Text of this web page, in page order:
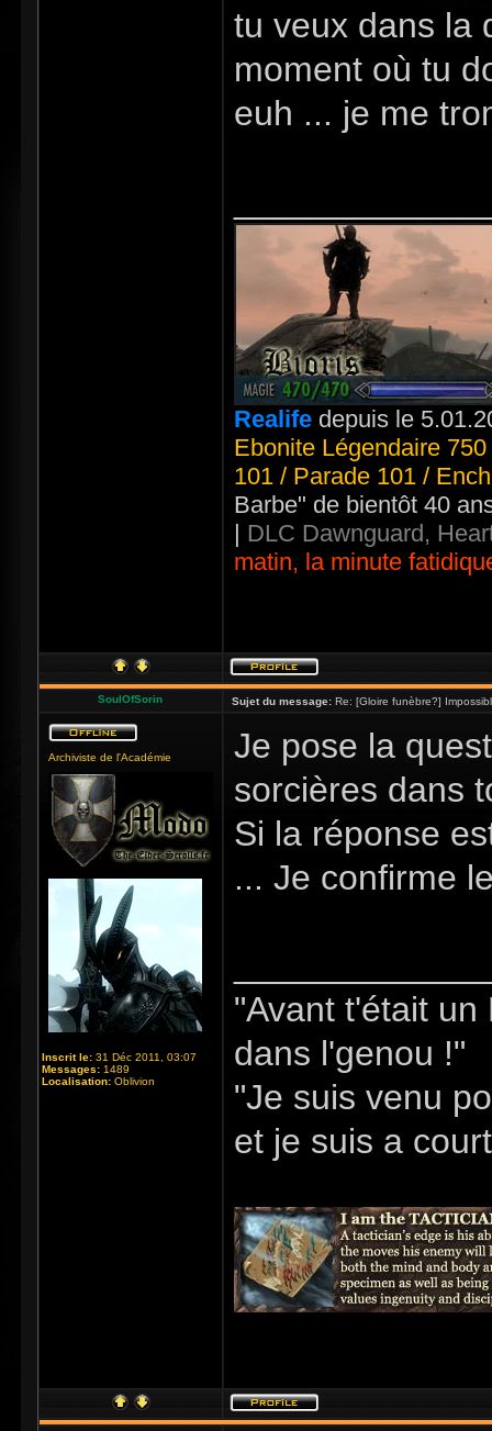
tu veux dans la
moment où tu
euh ... je me
Realife depuis le
Ebonite Légendaire
101 / Parade 101 /
Barbe" de bientôt 40
| DLC Dawnguard,
matin, la minute
SoulOfSorin Sujet du message: Re: [Gloire funèbre?]
Archiviste de l'Académie
Inscrit le: 31 Déc 2011, 03:07
Messages: 1489
Localisation: Oblivion
Je pose la
sorcières dans
Si la réponse
... Je confirme
"Avant t'était
dans l'genou !"
"Je suis venu
et je suis a